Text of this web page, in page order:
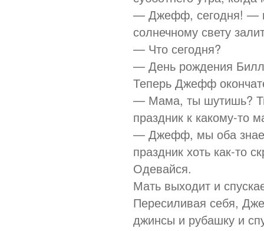
— Джефф, сегодня! —
солнечному свету
— Что сегодня?
— День рождения
Теперь Джефф
— Мама, ты шутишь?
праздник к какому-то
— Джефф, мы оба
праздник хоть как-то
Одевайся.
Мать выходит и
Пересиливая себя,
джинсы и рубашку и